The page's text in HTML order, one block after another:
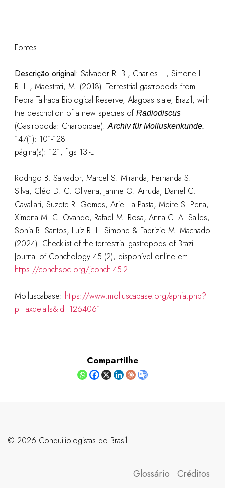
Fontes:
Descrição original: Salvador R. B.; Charles L.; Simone L.
R. L.; Maestrati, M. (2018). Terrestrial gastropods from
Pedra Talhada Biological Reserve, Alagoas state, Brazil, with
the description of a new species of Radiodiscus
(Gastropoda: Charopidae).Archiv für Molluskenkunde.
147(1): 101-128
página(s): 121, figs 13I-L
Rodrigo B. Salvador, Marcel S. Miranda, Fernanda S.
Silva, Cléo D. C. Oliveira, Janine O. Arruda, Daniel C.
Cavallari, Suzete R. Gomes, Ariel La Pasta, Meire S. Pena,
Ximena M. C. Ovando, Rafael M. Rosa, Anna C. A. Salles,
Sonia B. Santos, Luiz R. L. Simone & Fabrizio M. Machado
(2024). Checklist of the terrestrial gastropods of Brazil.
Journal of Conchology 45 (2), disponível online em
https://conchsoc.org/jconch-45-2
Molluscabase: https://www.molluscabase.org/aphia.php?
p=taxdetails&id=1264061
Compartilhe
©️ 2026 Conquiliologistas do Brasil
Glossário Créditos